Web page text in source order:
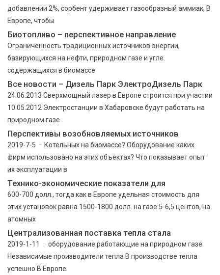
добавлении 2%, сорбент удерживает газообразный аммиак, В
Европе, чтобы
Биотопливо – перспективное направление
Ограниченность традиционных источников энергии,
базирующихся на нефти, природном газе и угле.
содержащихся в биомассе
Все новости – Дизель Парк ЭлектроДизель Парк
24.06.2013 Сверхмощный лазер в Европе строится при участии
10.05.2012 Электростанции в Хабаровске будут работать на
природном газе
Перспективы возобновляемых источников
2019-7-5 · Котельных на биомассе? Оборудование каких
фирм использовано на этих объектах? Что показывает опыт
их эксплуатации в
Технико-экономические показатели для
600-700 долл., тогда как в Европе удельная стоимость для
этих установок равна 1500-1800 долл. на газе 5-6,5 центов, на
атомных
Централизованная поставка тепла стала
2019-1-11 · оборудование работающие на природном газе
Независимые производители тепла В производстве тепла
успешно В Европе